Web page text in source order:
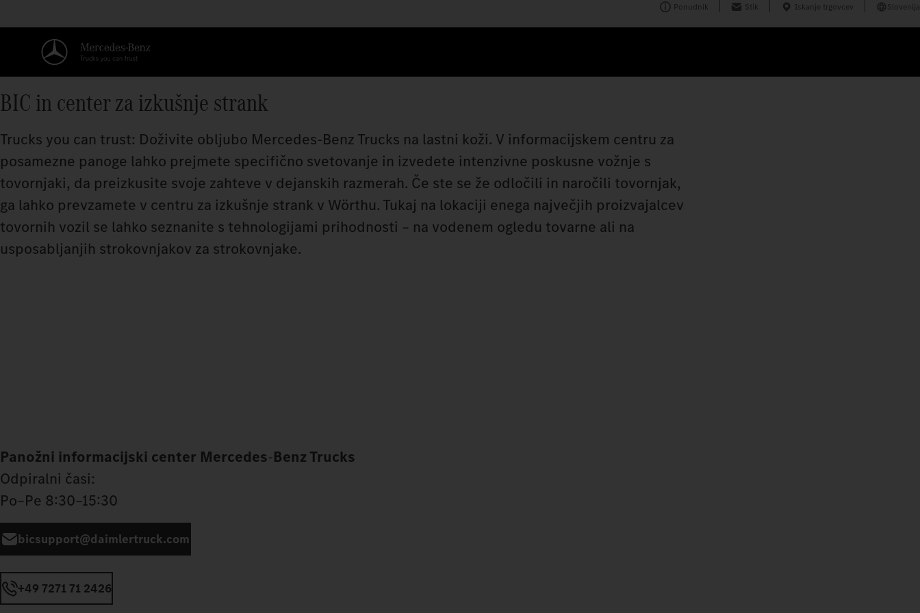
Ponudnik Stik Iskanje trgovcev Slovenija
BIC in center za izkušnje strank
Trucks you can trust: Doživite obljubo Mercedes‑Benz Trucks na lastni koži. V informacijskem centru za
posamezne panoge lahko prejmete specifično svetovanje in izvedete intenzivne poskusne vožnje s
tovornjaki, da preizkusite svoje zahteve v dejanskih razmerah. Če ste se že odločili in naročili tovornjak,
ga lahko prevzamete v centru za izkušnje strank v Wörthu. Tukaj na lokaciji enega največjih proizvajalcev
tovornih vozil se lahko seznanite s tehnologijami prihodnosti – na vodenem ogledu tovarne ali na
usposabljanjih strokovnjakov za strokovnjake.
Panožni informacijski center Mercedes‑Benz Trucks
Odpiralni časi:
Po–Pe 8:30–15:30
bicsupport@daimlertruck.com
+49 7271 71 2426